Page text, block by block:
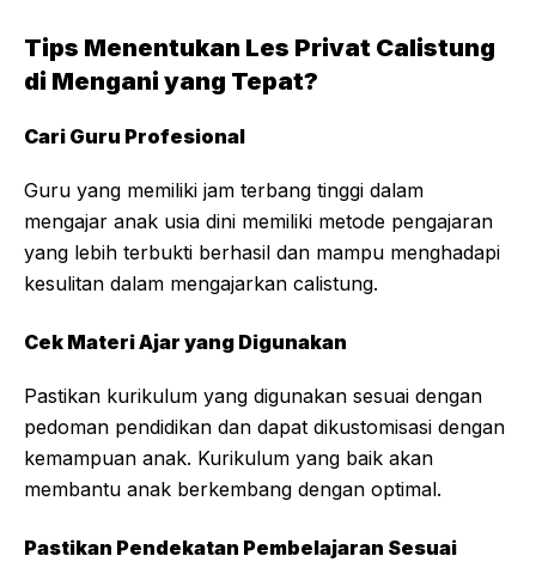
Tips Menentukan Les Privat Calistung
di Mengani yang Tepat?
Cari Guru Profesional
Guru yang memiliki jam terbang tinggi dalam
mengajar anak usia dini memiliki metode pengajaran
yang lebih terbukti berhasil dan mampu menghadapi
kesulitan dalam mengajarkan calistung.
Cek Materi Ajar yang Digunakan
Pastikan kurikulum yang digunakan sesuai dengan
pedoman pendidikan dan dapat dikustomisasi dengan
kemampuan anak. Kurikulum yang baik akan
membantu anak berkembang dengan optimal.
Pastikan Pendekatan Pembelajaran Sesuai